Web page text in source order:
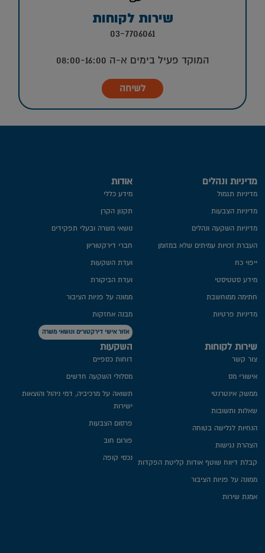
שירות לקוחות
03-7706061
המוקד פעיל בימים א-ה 08:00-16:00
לשיחה
אודות
מידע כללי
תקנון הקרן
נושאי משרה ובעלי תפקידים
חברי דירקטוריון
ועדת השקעות
ועדת הביקורת
ממונה על פניות הציבור
מבנה אחזקות
אזור אישי דירקטורים ונושאי משרה
מדיניות ונהלים
מדיניות תגמול
מדיניות הצבעות
מדיניות השקעה ונהלים
העברת זכויות עמיתים שלא במזומן
ייפוי כח
מידע סטטיסטי
חתימה ממוחשבת
מדיניות פרטיות​
השקעות
דוחות כספיים
מסלולי השקעה חדשים
תשואה על מרכיביה, דמי ניהול והוצאות
ישירות
פרסום הצבעות
פורום חוב
נכסי קופה
שירות לקוחות
צור קשר
אישורי מס
ממשק אינטרנטי
שאלות ותשובות
הנחיות לגלישה בטוחה
הצהרת נגישות
קבלת דיווח שוטף אודות קליטת הפקדות
ממונה על פניות הציבור
אמנת שירות